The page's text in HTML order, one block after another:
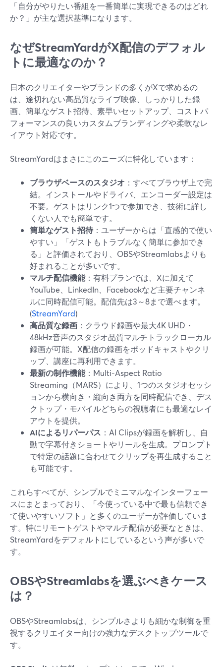
「自分がやりたい番組を一番簡単に実現できるのはどれ
か？」が主な選択基準になります。
なぜStreamYardがX配信のデフォル
トに最適なのか？
日本のクリエイターやブランドの多くがXで求めるの
は、途切れない高品質なライブ映像、しっかりした録
画、簡単なゲスト招待、素早いセットアップ、コストパ
フォーマンスの良いカスタムブランディングや柔軟なレ
イアウト対応です。
StreamYardはまさにこのニーズに特化しています：
ブラウザベースのスタジオ ：すべてブラウザ上で完
結。インストールやドライバ、エンコーダー設定は
不要。ゲストはリンク1つで参加でき、技術に詳し
くない人でも簡単です。
簡単なゲスト招待 ：ユーザーからは「直感的で使い
やすい」「ゲストもトラブルなく簡単に参加でき
る」と評価されており、OBSやStreamlabsよりも
好まれることが多いです。
マルチ配信機能：有料プランでは、Xに加えて
YouTube、LinkedIn、Facebookなど主要チャンネ
ルに同時配信可能。配信先は3～8まで選べます。
(StreamYard)
高品質な録画 ：クラウド録画や最大4K UHD・
48kHz音声のスタジオ品質マルチトラックローカル
録画が可能。X配信の録画をポッドキャストやクリ
ップ、講座に再利用できます。
最新の制作機能：Multi-Aspect Ratio
Streaming（MARS）により、1つのスタジオセッシ
ョンから横向き・縦向き両方を同時配信でき、デス
クトップ・モバイルどちらの視聴者にも最適なレイ
アウトを提供。
AIによるリパーパス ：AI Clipsが録画を解析し、自
動で字幕付きショートやリールを生成。プロンプト
で特定の話題に合わせてクリップを再生成すること
も可能です。
これらすべてが、シンプルでミニマルなインターフェー
スにまとまっており、「今使っている中で最も信頼でき
て使いやすいソフト」と多くのユーザーが評価していま
す。特にリモートゲストやマルチ配信が必要なときは、
StreamYardをデフォルトにしているという声が多いで
す。
OBSやStreamlabsを選ぶべきケース
は？
OBSやStreamlabsは、シンプルさよりも細かな制御を重
視するクリエイター向けの強力なデスクトップツールで
す。